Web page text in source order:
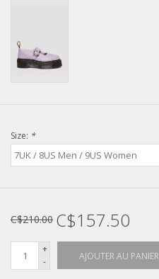
Size: *
C$210.00 C$157.50
+
-
AJOUTER AU PANIER